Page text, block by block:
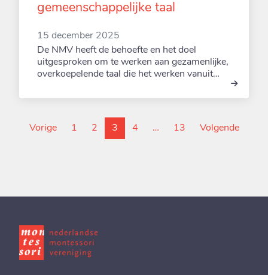
gemeenschappelijke taal
15 december 2025
De NMV heeft de behoefte en het doel
uitgesproken om te werken aan gezamenlijke,
overkoepelende taal die het werken vanuit…
Vorigepagina bezoeken
Bezoek pagina nummer:
1 Bezoek pagina nummer:
2 3 Bezoek pagina nummer:
4 … Bezoek pagina
13 Volgende